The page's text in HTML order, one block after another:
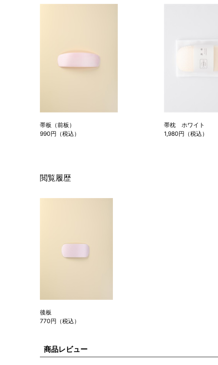
帯板（前板）
990円（税込）
帯枕 ホワイト
1,980円（税込）
閲覧履歴
後板
770円（税込）
商品レビュー